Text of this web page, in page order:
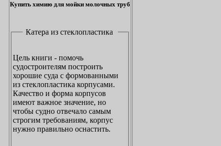
Купить химию для мойки молочных труб
Катера из стеклопластика
Цель книги - помочь
судостроителям построить
хорошие суда с формованными
из стеклопластика корпусами.
Качество и форма корпусов
имеют важное значение, но
чтобы судно отвечало самым
строгим требованиям, корпус
нужно правильно оснастить.